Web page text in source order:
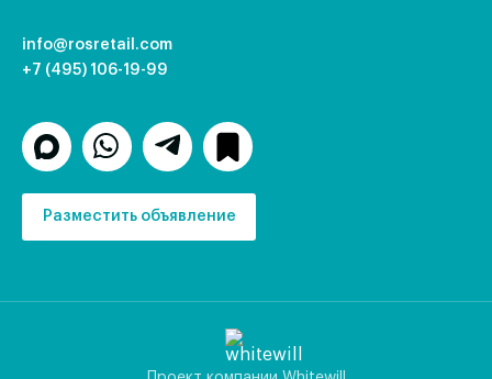
info@rosretail.com
+7 (495) 106-19-99
Разместить объявление